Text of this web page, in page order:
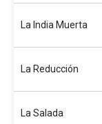
La India Muerta
La Reducción
La Salada